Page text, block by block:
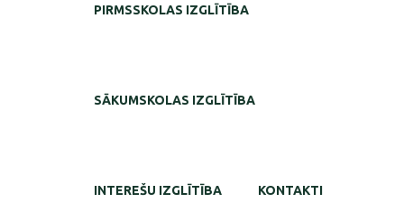
PIRMSSKOLAS IZGLĪTĪBA
SĀKUMSKOLAS IZGLĪTĪBA
INTEREŠU IZGLĪTĪBA KONTAKTI